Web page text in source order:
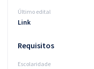
Último edital
Link
Requisitos
Escolaridade